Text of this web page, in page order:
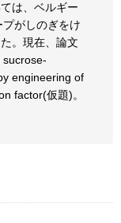
は、ベルギー
がしのぎをけ
。現在、論文
sucrose-
engineering of
factor(仮題)。